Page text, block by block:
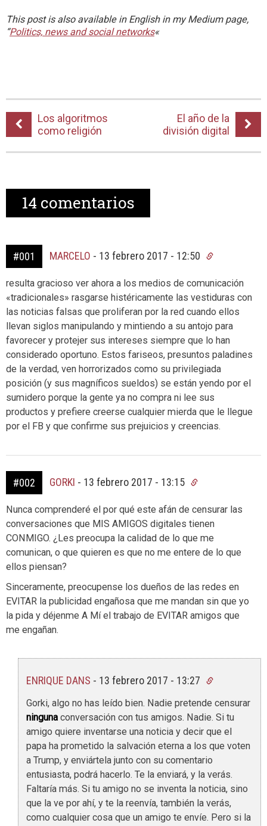
This post is also available in English in my Medium page,
“Politics, news and social networks«
Los algoritmos
como religión
El año de la
división digital
14 comentarios
#001 MARCELO - 13 febrero 2017 - 12:50
resulta gracioso ver ahora a los medios de comunicación
«tradicionales» rasgarse histéricamente las vestiduras con
las noticias falsas que proliferan por la red cuando ellos
llevan siglos manipulando y mintiendo a su antojo para
favorecer y protejer sus intereses siempre que lo han
considerado oportuno. Estos fariseos, presuntos paladines
de la verdad, ven horrorizados como su privilegiada
posición (y sus magníficos sueldos) se están yendo por el
sumidero porque la gente ya no compra ni lee sus
productos y prefiere creerse cualquier mierda que le llegue
por el FB y que confirme sus prejuicios y creencias.
#002 GORKI - 13 febrero 2017 - 13:15
Nunca comprenderé el por qué este afán de censurar las
conversaciones que MIS AMIGOS digitales tienen
CONMIGO. ¿Les preocupa la calidad de lo que me
comunican, o que quieren es que no me entere de lo que
ellos piensan?
Sinceramente, preocupense los dueños de las redes en
EVITAR la publicidad engañosa que me mandan sin que yo
la pida y déjenme A Mí el trabajo de EVITAR amigos que
me engañan.
ENRIQUE DANS - 13 febrero 2017 - 13:27
Gorki, algo no has leído bien. Nadie pretende censurar
ninguna conversación con tus amigos. Nadie. Si tu
amigo quiere inventarse una noticia y decir que el
papa ha prometido la salvación eterna a los que voten
a Trump, y enviártela junto con su comentario
entusiasta, podrá hacerlo. Te la enviará, y la verás.
Faltaría más. Si tu amigo no se inventa la noticia, sino
que la ve por ahí, y te la reenvía, también la verás,
como cualquier cosa que un amigo te envíe. Pero si la